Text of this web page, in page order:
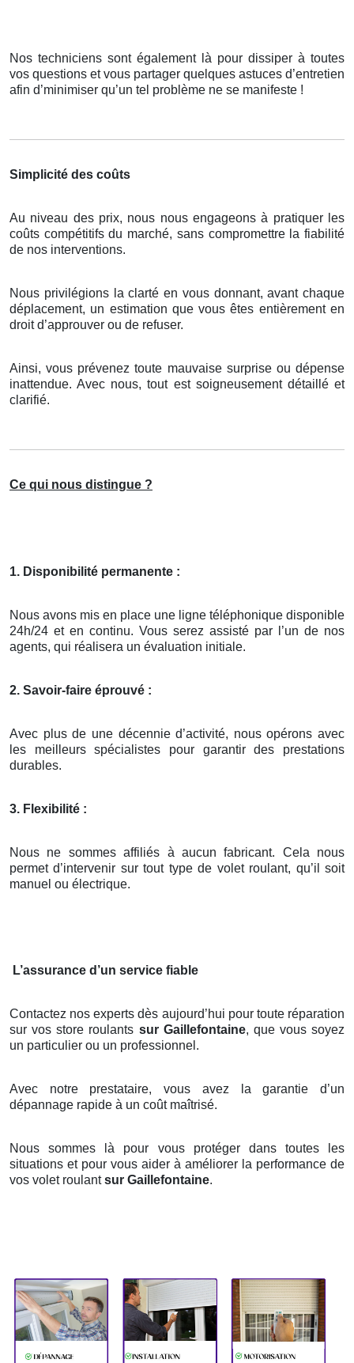
Nos techniciens sont également là pour dissiper à toutes
vos questions et vous partager quelques astuces d’entretien
afin d’minimiser qu’un tel problème ne se manifeste !
Simplicité des coûts
Au niveau des prix, nous nous engageons à pratiquer les
coûts compétitifs du marché, sans compromettre la fiabilité
de nos interventions.
Nous privilégions la clarté en vous donnant, avant chaque
déplacement, un estimation que vous êtes entièrement en
droit d’approuver ou de refuser.
Ainsi, vous prévenez toute mauvaise surprise ou dépense
inattendue. Avec nous, tout est soigneusement détaillé et
clarifié.
Ce qui nous distingue ?
1. Disponibilité permanente :
Nous avons mis en place une ligne téléphonique disponible
24h/24 et en continu. Vous serez assisté par l’un de nos
agents, qui réalisera un évaluation initiale.
2. Savoir-faire éprouvé :
Avec plus de une décennie d’activité, nous opérons avec
les meilleurs spécialistes pour garantir des prestations
durables.
3. Flexibilité :
Nous ne sommes affiliés à aucun fabricant. Cela nous
permet d’intervenir sur tout type de volet roulant, qu’il soit
manuel ou électrique.
L’assurance d’un service fiable
Contactez nos experts dès aujourd’hui pour toute réparation
sur vos store roulants sur Gaillefontaine, que vous soyez
un particulier ou un professionnel.
Avec notre prestataire, vous avez la garantie d’un
dépannage rapide à un coût maîtrisé.
Nous sommes là pour vous protéger dans toutes les
situations et pour vous aider à améliorer la performance de
vos volet roulantsur Gaillefontaine.